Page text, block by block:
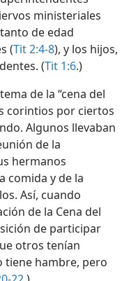
ministeriales
de edad
(Tit 2:4-8), y los hijos,
(Tit 1:6.)
de la “cena del
corintios por ciertos
Algunos llevaban
de la
hermanos
comida y de la
Así, cuando
de la Cena del
de participar
otros tenían
tiene hambre, pero